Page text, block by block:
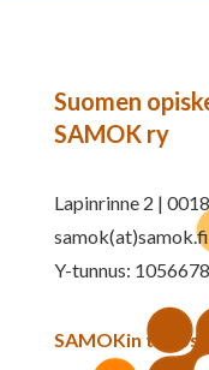
Suomen
SAMOK ry
Lapinrinne 2 |
samok(at)samok.fi
Y-tunnus:
SAMOKin